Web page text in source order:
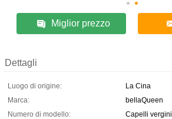
Miglior prezzo
Dettagli
Luogo di origine:
La Cina
Marca:
bellaQueen
Numero di modello:
Capelli